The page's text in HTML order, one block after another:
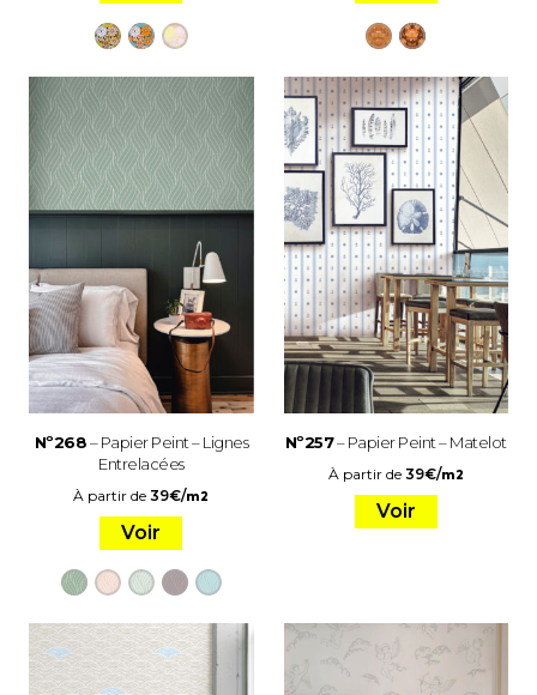
Nº268– Papier Peint – Lignes
Entrelacées
À partir de39€/m2
Voir
Nº257– Papier Peint – Matelot
À partir de 39€/m2
Voir